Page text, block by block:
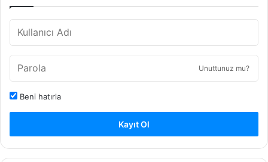
Unuttunuz mu?
Beni hatırla
Kayıt Ol